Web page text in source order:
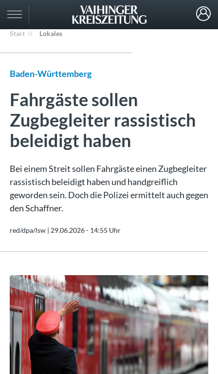
Start Lokales
Baden-Württemberg
Fahrgäste sollen
Zugbegleiter rassistisch
beleidigt haben
Bei einem Streit sollen Fahrgäste einen Zugbegleiter
rassistisch beleidigt haben und handgreiflich
geworden sein. Doch die Polizei ermittelt auch gegen
den Schaffner.
red/dpa/lsw | 29.06.2026 - 14:55 Uhr